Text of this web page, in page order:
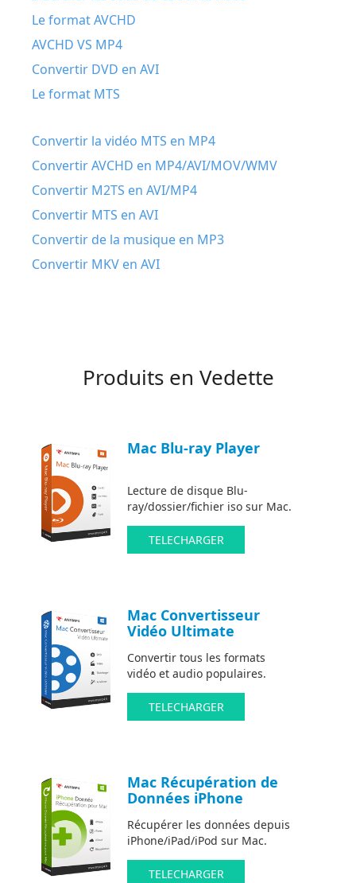
Le format AVCHD
AVCHD VS MP4
Convertir DVD en AVI
Le format MTS
Convertir la vidéo MTS en MP4
Convertir AVCHD en MP4/AVI/MOV/WMV
Convertir M2TS en AVI/MP4
Convertir MTS en AVI
Convertir de la musique en MP3
Convertir MKV en AVI
Produits en Vedette
Mac Blu-ray Player
Lecture de disque Blu-
ray/dossier/fichier iso sur Mac.
TELECHARGER
Mac Convertisseur
Vidéo Ultimate
Convertir tous les formats
vidéo et audio populaires.
TELECHARGER
Mac Récupération de
Données iPhone
Récupérer les données depuis
iPhone/iPad/iPod sur Mac.
TELECHARGER